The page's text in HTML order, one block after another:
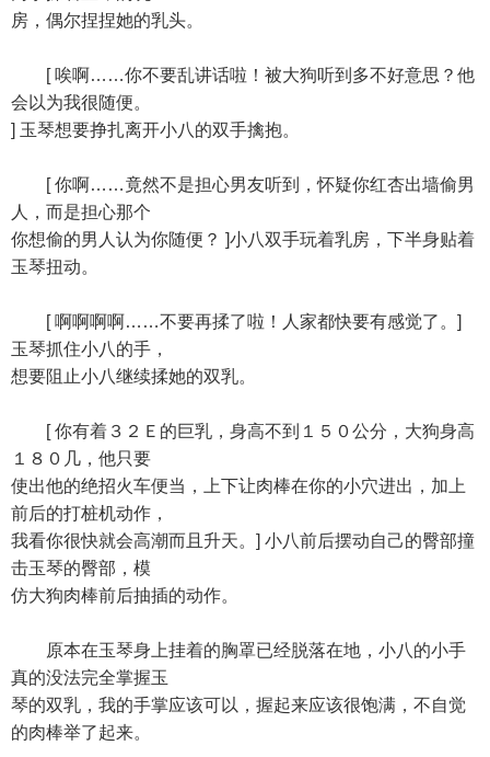
房，偶尔捏捏她的乳头。
[ 唉啊……你不要乱讲话啦！被大狗听到多不好意思？他
会以为我很随便。
] 玉琴想要挣扎离开小八的双手擒抱。
[ 你啊……竟然不是担心男友听到，怀疑你红杏出墙偷男
人，而是担心那个
你想偷的男人认为你随便？ ]小八双手玩着乳房，下半身贴着
玉琴扭动。
[ 啊啊啊啊……不要再揉了啦！人家都快要有感觉了。]
玉琴抓住小八的手，
想要阻止小八继续揉她的双乳。
[ 你有着３２Ｅ的巨乳，身高不到１５０公分，大狗身高
１８０几，他只要
使出他的绝招火车便当，上下让肉棒在你的小穴进出，加上
前后的打桩机动作，
我看你很快就会高潮而且升天。] 小八前后摆动自己的臀部撞
击玉琴的臀部，模
仿大狗肉棒前后抽插的动作。
原本在玉琴身上挂着的胸罩已经脱落在地，小八的小手
真的没法完全掌握玉
琴的双乳，我的手掌应该可以，握起来应该很饱满，不自觉
的肉棒举了起来。